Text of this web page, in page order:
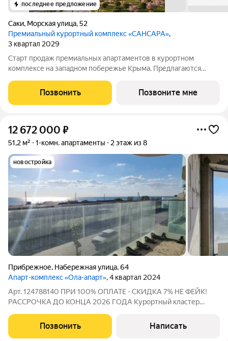
последнее предложение
Саки, Морская улица,52
Премиальный курортный комплекс «САНСАРА»,
3 квартал 2029
Старт продаж премиальных апартаментов в курортном
комплексе на западном побережье Крыма. Предлагаются
окнами и высотой потолков 3,15 м. В вашем распоряжении: -
Благоустроенный пляж протяжённостью
Позвонить Позвоните мне
12 672 000 ₽
51,2 м² 1-комн. апартаменты 2 этаж из 8
новостройка
Прибрежное, Набережная улица,64
Апарт-комплекс «Ола-апарт», 4 квартал 2024
Арт. 124788140 ПРИ 100% ОПЛАТЕ - СКИДКА 7% НЕ ФЕЙК!
РАССРОЧКА ДО КОНЦА 2026 ГОДА Курортный кластер
Цена ниже застройщика Ипотека Полная стоимость в ДКП
Готовые апартаменты с ключами на первой
Позвонить Написать